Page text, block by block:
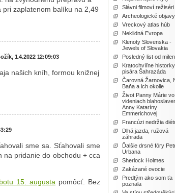
zaplatenom balíku na 2,49
1.4.2022 12:09:03
našich kníh, formou knižnej
sme sa. Sťahovali sme
na pridanie do obchodu + cca
15. augusta pomôcť. Bez
Slávni filmoví režiséri
Archeologické objavy
Vreckový atlas húb
Neklidná Evropa
Klenoty Slovenska -
Jewels of Slovakia
Posledný list od
Kratochvíľne historky
pisára Šahrazáda
Čarovná Žarnovica,
Baňa a ich okolie
Život Panny Márie vo
videniach
Anny Kataríny
Emmerichovej
Francúzi nedržia
Dlhá jazda, ružová
záhrada
Ďalšie drsné fóry
Urbana
Sherlock Holmes
Zakázané ovocie
Predtým ako som ťa
poznala